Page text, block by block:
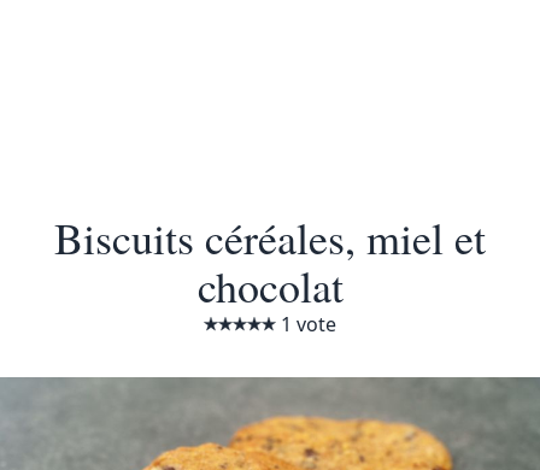
Biscuits céréales, miel et
chocolat
1 vote